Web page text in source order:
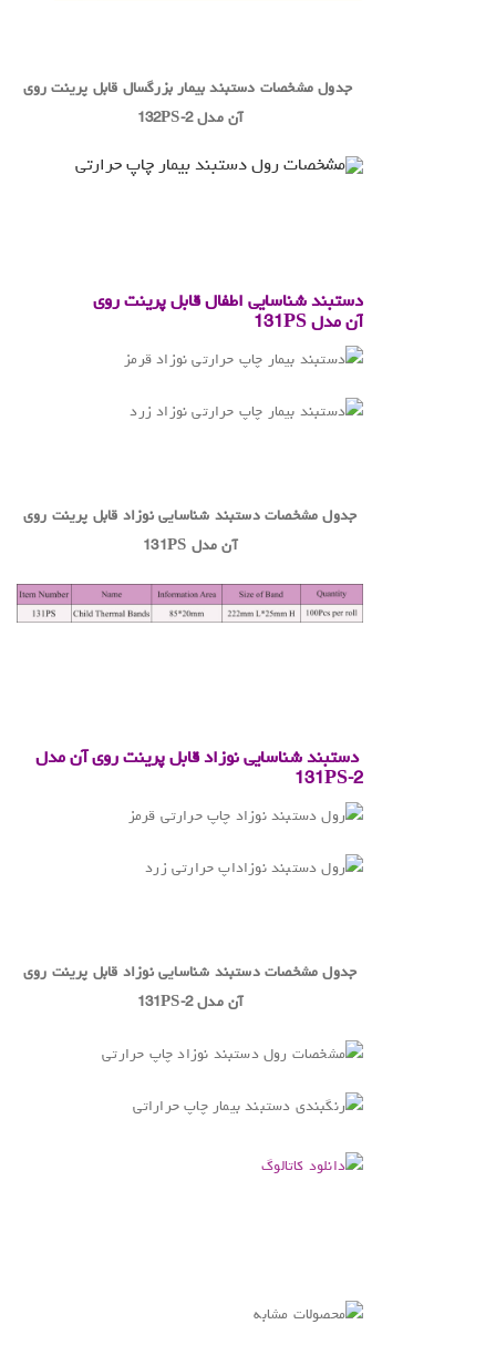
جدول مشخصات دستبند بیمار بزرگسال قابل پرینت روی
آن مدل 132PS-2
دستبند شناسایی اطفال قابل پرینت روی
آن مدل 131PS
جدول مشخصات دستبند شناسایی نوزاد قابل پرینت روی
آن مدل 131PS
دستبند شناسایی نوزاد قابل پرینت روی آن مدل
131PS-2
جدول مشخصات دستبند شناسایی نوزاد قابل پرینت روی
آن مدل 131PS-2